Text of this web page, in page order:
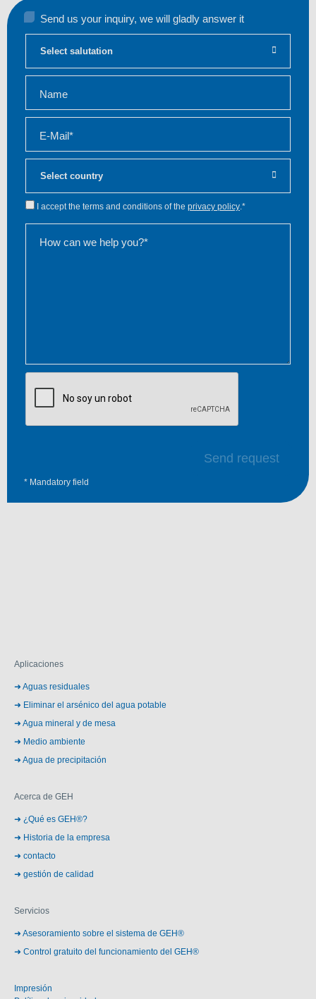
Send us your inquiry, we will gladly answer it
Name
E-Mail*
I accept the terms and conditions of the privacy policy .*
How can we help you?*
Send request
* Mandatory field
Aplicaciones
Aguas residuales
Eliminar el arsénico del agua potable
Agua mineral y de mesa
Medio ambiente
Agua de precipitación
Acerca de GEH
¿Qué es GEH®?
Historia de la empresa
contacto
gestión de calidad
Servicios
Asesoramiento sobre el sistema de GEH®
Control gratuito del funcionamiento del GEH®
Impresión